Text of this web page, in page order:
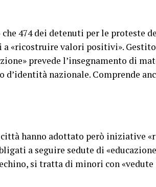
474 dei detenuti per le proteste
a «ricostruire valori positivi».
prevede l’insegnamento di
d’identità nazionale. Comprende
hanno adottato però iniziative
a seguire sedute di
si tratta di minori con